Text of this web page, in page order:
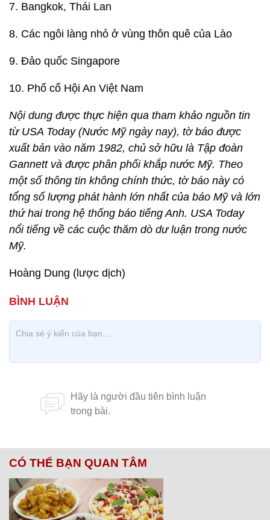
7. Bangkok, Thái Lan
8. Các ngôi làng nhỏ ở vùng thôn quê của Lào
9. Đảo quốc Singapore
10. Phố cổ Hội An Việt Nam
Nội dung được thực hiện qua tham khảo nguồn tin
từ USA Today (Nước Mỹ ngày nay), tờ báo được
xuất bản vào năm 1982, chủ sở hữu là Tập đoàn
Gannett và được phân phối khắp nước Mỹ. Theo
một số thông tin không chính thức, tờ báo này có
tổng số lượng phát hành lớn nhất của báo Mỹ và lớn
thứ hai trong hệ thống báo tiếng Anh. USA Today
nổi tiếng về các cuộc thăm dò dư luận trong nước
Mỹ.
Hoàng Dung (lược dịch)
CÓ THỂ BẠN QUAN TÂM